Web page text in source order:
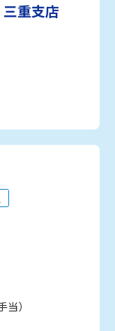
重支店
）